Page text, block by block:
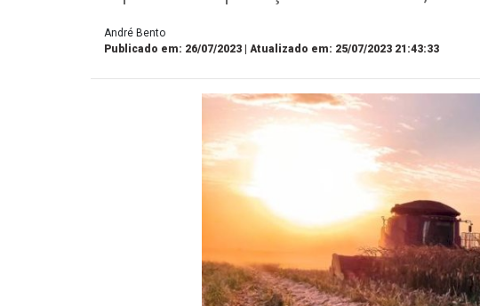
André Bento
Publicado em: 26/07/2023 | Atualizado em: 25/07/2023 21:43:33